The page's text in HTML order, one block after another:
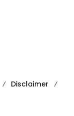
Disclaimer